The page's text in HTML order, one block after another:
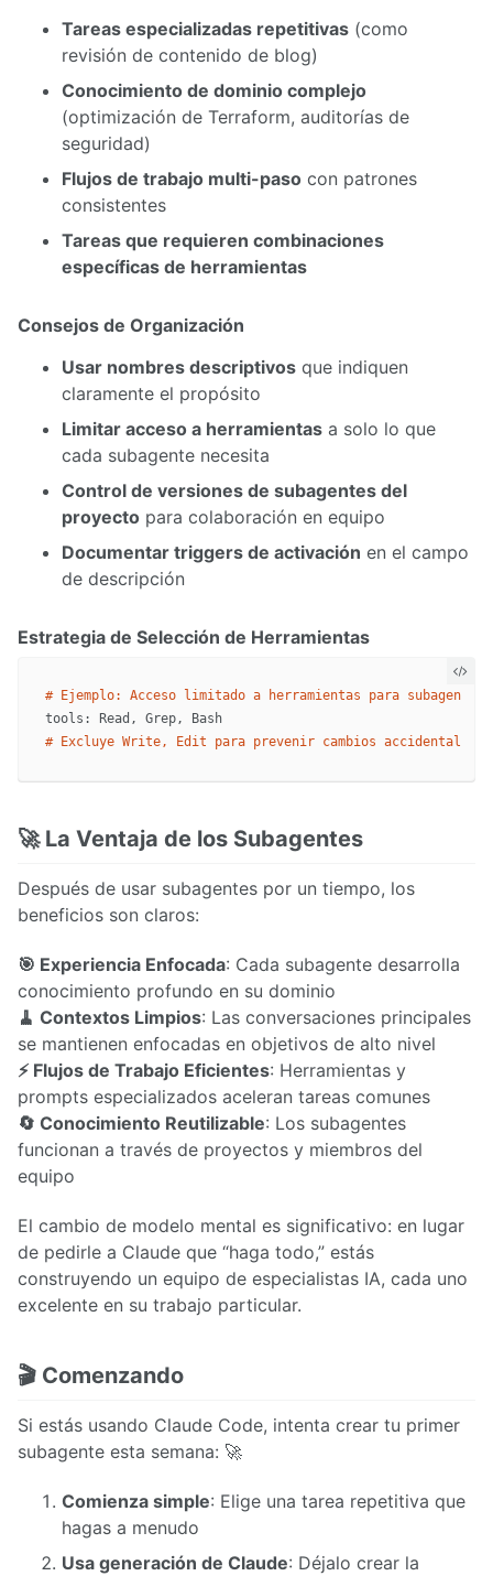
Tareas especializadas repetitivas (como
revisión de contenido de blog)
Conocimiento de dominio complejo
(optimización de Terraform, auditorías de
seguridad)
Flujos de trabajo multi-paso con patrones
consistentes
Tareas que requieren combinaciones
específicas de herramientas
Consejos de Organización
Usar nombres descriptivos que indiquen
claramente el propósito
Limitar acceso a herramientas a solo lo que
cada subagente necesita
Control de versiones de subagentes del
proyecto para colaboración en equipo
Documentar triggers de activación en el campo
de descripción
Estrategia de Selección de Herramientas
# Ejemplo: Acceso limitado a herramientas para subagente
# Excluye Write, Edit para prevenir cambios accidentales
🚀 La Ventaja de los Subagentes
Después de usar subagentes por un tiempo, los
beneficios son claros:
🎯 Experiencia Enfocada: Cada subagente desarrolla
conocimiento profundo en su dominio
🧹 Contextos Limpios: Las conversaciones principales
se mantienen enfocadas en objetivos de alto nivel
⚡ Flujos de Trabajo Eficientes: Herramientas y
prompts especializados aceleran tareas comunes
🔄 Conocimiento Reutilizable: Los subagentes
funcionan a través de proyectos y miembros del
equipo
El cambio de modelo mental es significativo: en lugar
de pedirle a Claude que “haga todo,” estás
construyendo un equipo de especialistas IA, cada uno
excelente en su trabajo particular.
🎬 Comenzando
Si estás usando Claude Code, intenta crear tu primer
subagente esta semana: 🚀
Comienza simple: Elige una tarea repetitiva que
hagas a menudo
Usa generación de Claude: Déjalo crear la